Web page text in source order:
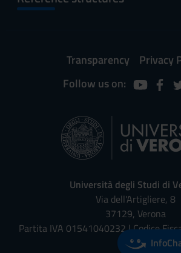
Transparency
Privacy
Follow us on:
Università degli Studi di
Via dell'Artigliere, 8
37129, Verona
Partita IVA 01541040232 | Codice